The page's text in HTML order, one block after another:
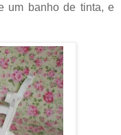
um banho de tinta, e